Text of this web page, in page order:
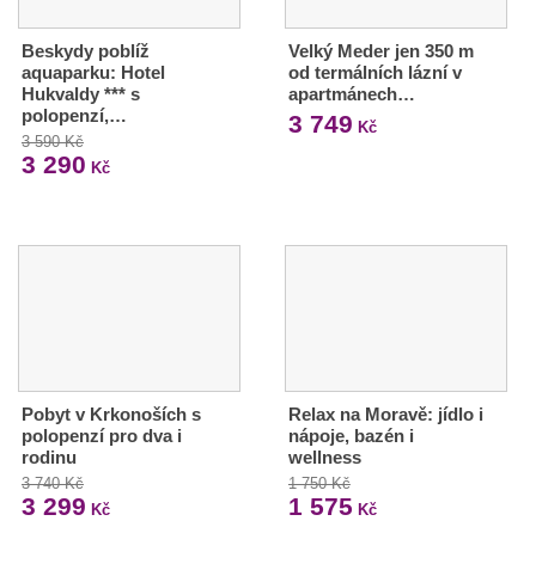
Beskydy poblíž
aquaparku: Hotel
Hukvaldy *** s
polopenzí,…
3 590 Kč
3 290 Kč
Velký Meder jen 350 m
od termálních lázní v
apartmánech…
3 749 Kč
Pobyt v Krkonoších s
polopenzí pro dva i
rodinu
3 740 Kč
3 299 Kč
Relax na Moravě: jídlo i
nápoje, bazén i
wellness
1 750 Kč
1 575 Kč